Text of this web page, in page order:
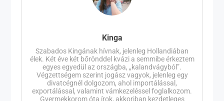
Kinga
Szabados Kingának hívnak, jelenleg Hollandiában
élek. Két éve két bőrönddel kvázi a semmibe érkeztem
egyes egyedül az országba, „kalandvágyból”.
Végzettségem szerint jogász vagyok, jelenleg egy
divatcégnél dolgozom, ahol importálással,
exportálással, valamint vámkezeléssel foglalkozom.
Gyermekkorom óta írok, akkoriban kezdetleges